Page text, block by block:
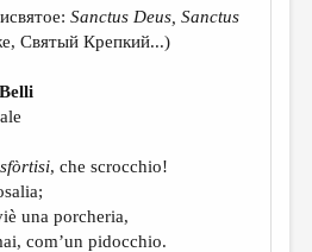
Sanctus Deus, Sanctus
Святый Крепкий...)
, che scrocchio!
una porcheria,
com’un pidocchio.